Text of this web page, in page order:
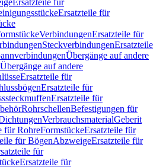
Ersatzteile für
Ersatzteile für
VerbindungenErsatzteile für
SteckverbindungenErsatzteile
Übergänge auf andere
auf andere
Ersatzteile für
Ersatzteile für
Ersatzteile für
RohrschellenBefestigungen für
VerbrauchsmaterialGeberit
für RohreFormstückeErsatzteile für
für BögenAbzweigeErsatzteile für
für
Ersatzteile für